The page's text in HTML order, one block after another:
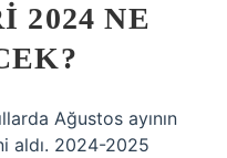
2024 NE
Ağustos ayının
aldı. 2024-2025